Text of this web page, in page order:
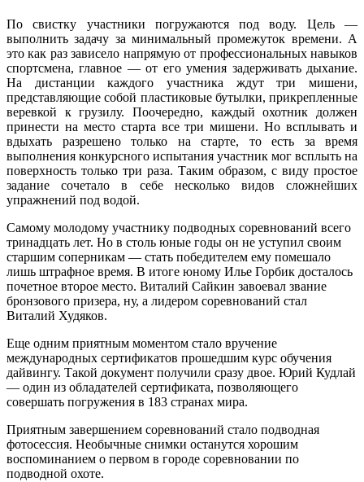
По свистку участники погружаются под воду. Цель —
выполнить задачу за минимальный промежуток времени. А
это как раз зависело напрямую от профессиональных навыков
спортсмена, главное — от его умения задерживать дыхание.
На дистанции каждого участника ждут три мишени,
представляющие собой пластиковые бутылки, прикрепленные
веревкой к грузилу. Поочередно, каждый охотник должен
принести на место старта все три мишени. Но всплывать и
вдыхать разрешено только на старте, то есть за время
выполнения конкурсного испытания участник мог всплыть на
поверхность только три раза. Таким образом, с виду простое
задание сочетало в себе несколько видов сложнейших
упражнений под водой.
Самому молодому участнику подводных соревнований всего
тринадцать лет. Но в столь юные годы он не уступил своим
старшим соперникам — стать победителем ему помешало
лишь штрафное время. В итоге юному Илье Горбик досталось
почетное второе место. Виталий Сайкин завоевал звание
бронзового призера, ну, а лидером соревнований стал
Виталий Худяков.
Еще одним приятным моментом стало вручение
международных сертификатов прошедшим курс обучения
дайвингу. Такой документ получили сразу двое. Юрий Кудлай
— один из обладателей сертификата, позволяющего
совершать погружения в 183 странах мира.
Приятным завершением соревнований стало подводная
фотосессия. Необычные снимки останутся хорошим
воспоминанием о первом в городе соревновании по
подводной охоте.